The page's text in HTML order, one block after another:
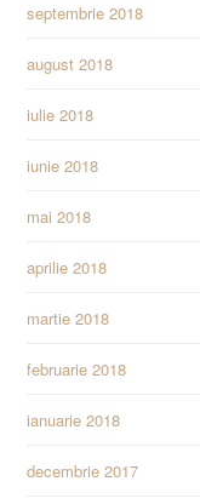
septembrie 2018
august 2018
iulie 2018
iunie 2018
mai 2018
aprilie 2018
martie 2018
februarie 2018
ianuarie 2018
decembrie 2017